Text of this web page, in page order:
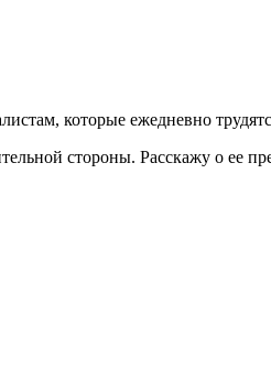
которые ежедневно
стороны. Расскажу о ее